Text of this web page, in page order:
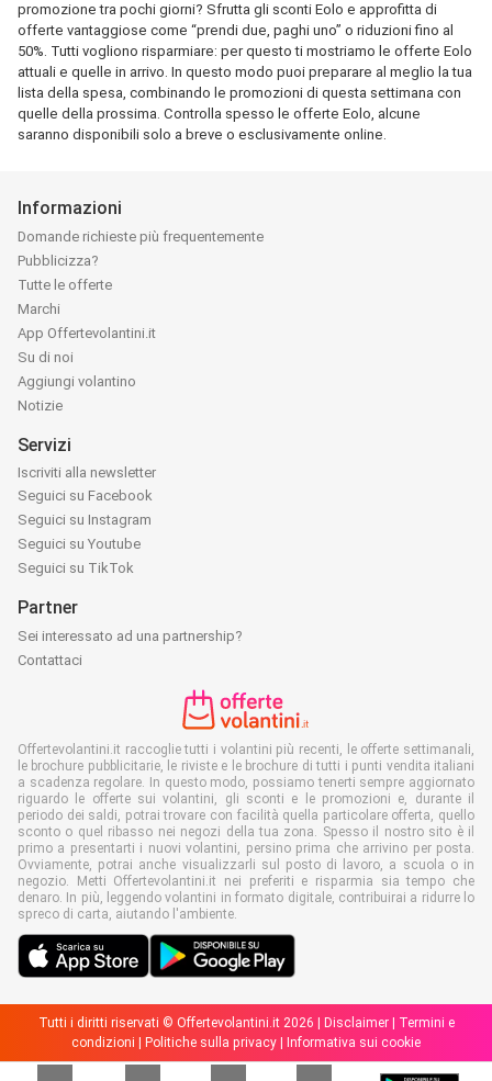
promozione tra pochi giorni? Sfrutta gli sconti Eolo e approfitta di
offerte vantaggiose come “prendi due, paghi uno” o riduzioni fino al
50%. Tutti vogliono risparmiare: per questo ti mostriamo le offerte Eolo
attuali e quelle in arrivo. In questo modo puoi preparare al meglio la tua
lista della spesa, combinando le promozioni di questa settimana con
quelle della prossima. Controlla spesso le offerte Eolo, alcune
saranno disponibili solo a breve o esclusivamente online.
Informazioni
Domande richieste più frequentemente
Pubblicizza?
Tutte le offerte
Marchi
App Offertevolantini.it
Su di noi
Aggiungi volantino
Notizie
Servizi
Iscriviti alla newsletter
Seguici su Facebook
Seguici su Instagram
Seguici su Youtube
Seguici su TikTok
Partner
Sei interessato ad una partnership?
Contattaci
Offertevolantini.it raccoglie tutti i volantini più recenti, le offerte settimanali,
le brochure pubblicitarie, le riviste e le brochure di tutti i punti vendita italiani
a scadenza regolare. In questo modo, possiamo tenerti sempre aggiornato
riguardo le offerte sui volantini, gli sconti e le promozioni e, durante il
periodo dei saldi, potrai trovare con facilità quella particolare offerta, quello
sconto o quel ribasso nei negozi della tua zona. Spesso il nostro sito è il
primo a presentarti i nuovi volantini, persino prima che arrivino per posta.
Ovviamente, potrai anche visualizzarli sul posto di lavoro, a scuola o in
negozio. Metti Offertevolantini.it nei preferiti e risparmia sia tempo che
denaro. In più, leggendo volantini in formato digitale, contribuirai a ridurre lo
spreco di carta, aiutando l'ambiente.
Tutti i diritti riservati © Offertevolantini.it 2026 | Disclaimer|
Termini e
condizioni
Politiche sulla privacy Informativa sui cookie